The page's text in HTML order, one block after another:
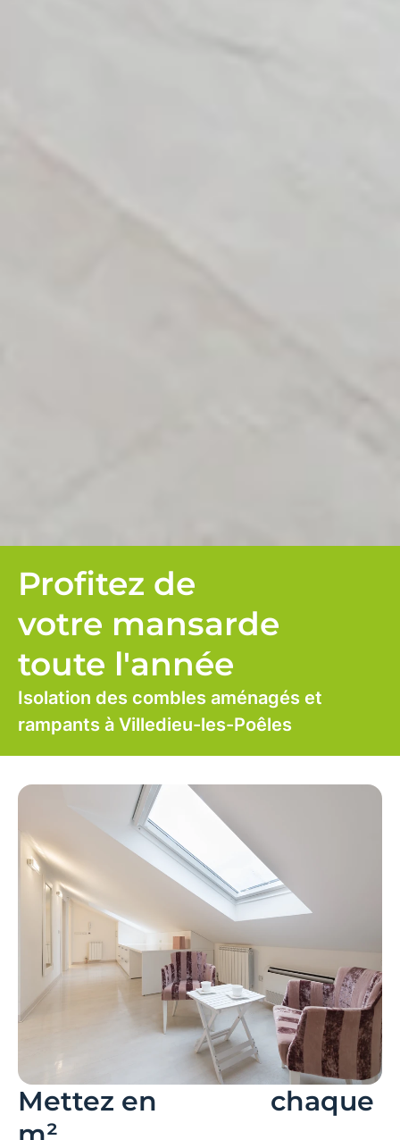
Isolation des combles aménagés et
rampants à Villedieu-les-Poêles
Profitez de
votre mansarde
toute l'année
Mettez en
chaque